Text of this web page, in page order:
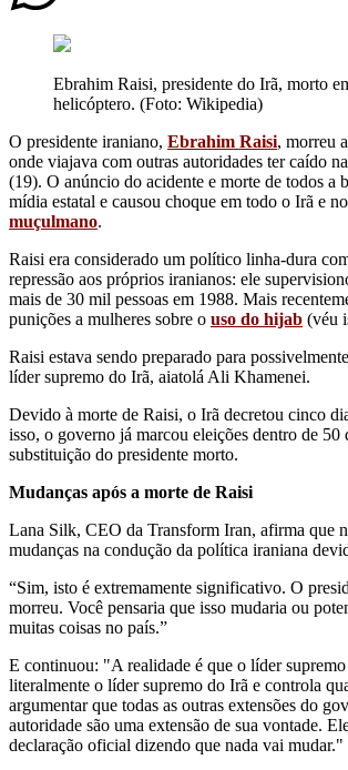
Ebrahim Raisi, presidente do Irã, morto
helicóptero. (Foto: Wikipedia)
O presidente iraniano, Ebrahim Raisi, morreu
onde viajava com outras autoridades ter caído
(19). O anúncio do acidente e morte de todos a
mídia estatal e causou choque em todo o Irã e no
muçulmano.
Raisi era considerado um político linha-dura
repressão aos próprios iranianos: ele
mais de 30 mil pessoas em 1988. Mais
punições a mulheres sobre o uso do hijab (véu
Raisi estava sendo preparado para
líder supremo do Irã, aiatolá Ali Khamenei.
Devido à morte de Raisi, o Irã decretou cinco
isso, o governo já marcou eleições dentro de 50
substituição do presidente morto.
Mudanças após a morte de Raisi
Lana Silk, CEO da Transform Iran, afirma que
mudanças na condução da política iraniana
“Sim, isto é extremamente significativo. O
morreu. Você pensaria que isso mudaria ou
muitas coisas no país.”
E continuou: "A realidade é que o líder supremo
literalmente o líder supremo do Irã e controla
argumentar que todas as outras extensões do
autoridade são uma extensão de sua vontade.
declaração oficial dizendo que nada vai mudar."